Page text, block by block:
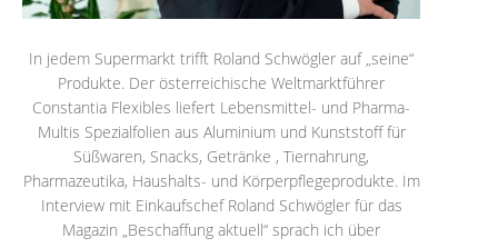
In jedem Supermarkt trifft Roland Schwögler auf „seine“
Produkte. Der österreichische Weltmarktführer
Constantia Flexibles liefert Lebensmittel- und Pharma-
Multis Spezialfolien aus Aluminium und Kunststoff für
Süßwaren, Snacks, Getränke , Tiernahrung,
Pharmazeutika, Haushalts- und Körperpflegeprodukte. Im
Interview mit Einkaufschef Roland Schwögler für das
Magazin „Beschaffung aktuell“ sprach ich über